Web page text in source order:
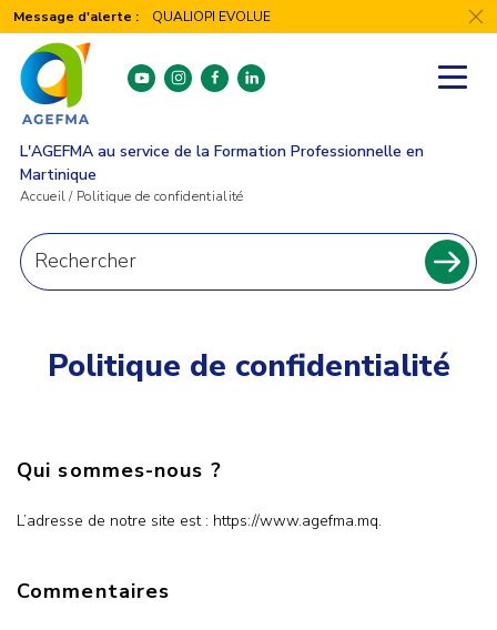
Message d'alerte : QUALIOPI EVOLUE
youtubeinstagram
facebooklinkedin
L'AGEFMA au service de la Formation Professionnelle en
Martinique
Accueil/ Politique de confidentialité
Recherche
pour
Politique de confidentialité
Qui sommes-nous ?
L’adresse de notre site est : https://www.agefma.mq.
Commentaires
Panneau de gestion des cookies